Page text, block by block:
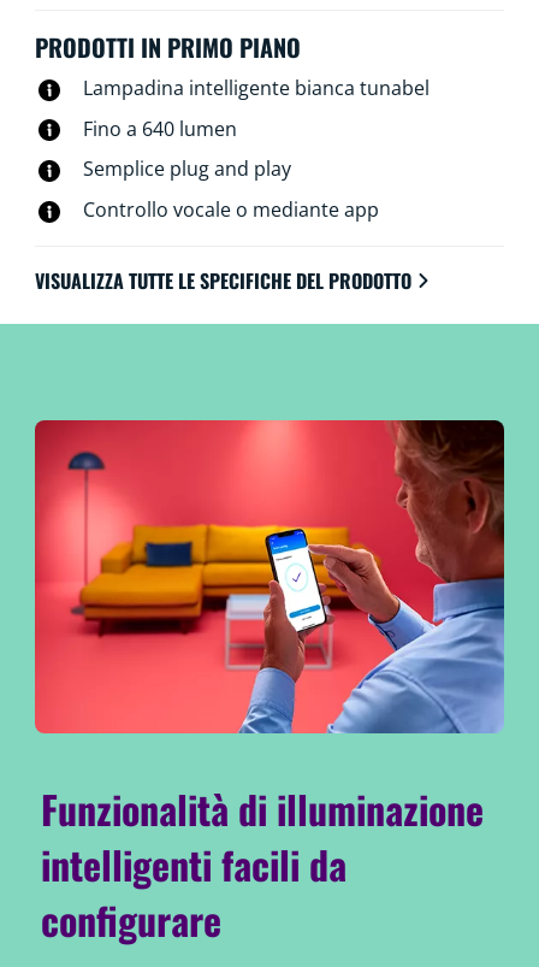
al tuo router Wi-Fi esistente e non richiedono alcun
PRODOTTI IN PRIMO PIANO
Lampadina intelligente bianca tunabel
Fino a 640 lumen
Semplice plug and play
Controllo vocale o mediante app
VISUALIZZA TUTTE LE SPECIFICHE DEL PRODOTTO
Funzionalità di illuminazione
intelligenti facili da
configurare